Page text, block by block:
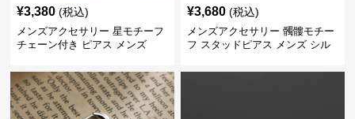
¥3,380 (税込)
メンズアクセサリー 星モチーフ
チェーン付き ピアス メンズ
¥3,680 (税込)
メンズアクセサリー 髑髏モチー
フ スタッドピアス メンズ シル